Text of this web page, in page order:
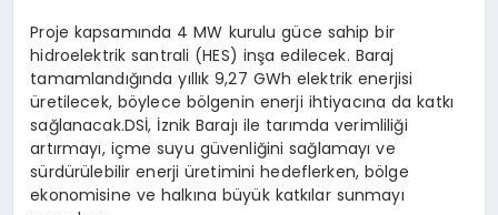
Proje kapsamında 4 MW kurulu güce sahip bir
hidroelektrik santrali (HES) inşa edilecek. Baraj
tamamlandığında yıllık 9,27 GWh elektrik enerjisi
üretilecek, böylece bölgenin enerji ihtiyacına da katkı
sağlanacak.DSİ, İznik Barajı ile tarımda verimliliği
artırmayı, içme suyu güvenliğini sağlamayı ve
sürdürülebilir enerji üretimini hedeflerken, bölge
ekonomisine ve halkına büyük katkılar sunmayı